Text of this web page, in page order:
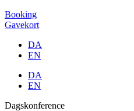
Booking
Gavekort
DA
EN
DA
EN
Dagskonference